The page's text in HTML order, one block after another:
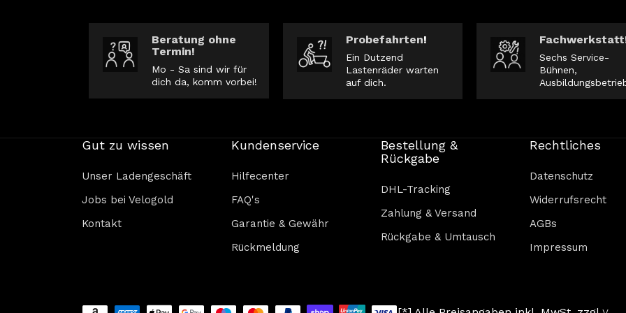
Probefahrten!
Ein Dutzend
Lastenräder warten
auf dich.
Sechs Service-
Bühnen,
Beratung ohne
Termin!
Mo - Sa sind wir für
dich da, komm vorbei!
Gut zu wissen
Unser Ladengeschäft
Jobs bei Velogold
Kontakt
Kundenservice
Hilfecenter
FAQ's
Garantie & Gewähr
Rückmeldung
Bestellung &
Rückgabe
DHL-Tracking
Zahlung & Versand
Rückgabe & Umtausch
Rechtliches
Datenschutz
Widerrufsrecht
AGBs
Impressum